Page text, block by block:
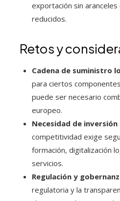
exportación sin aranceles
reducidos.
Retos y
Cadena de suministro
para ciertos
puede ser necesario
europeo.
Necesidad de
competitividad exige
formación, digitalización
servicios.
Regulación y
regulatoria y la